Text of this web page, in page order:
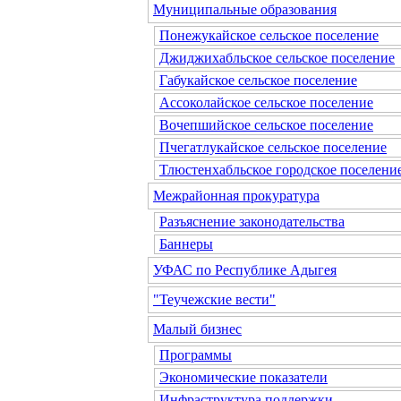
Муниципальные образования
Понежукайское сельское поселение
Джиджихабльское сельское поселение
Габукайское сельское поселение
Ассоколайское сельское поселение
Вочепшийское сельское поселение
Пчегатлукайское сельское поселение
Тлюстенхабльское городское
Межрайонная прокуратура
Разъяснение законодательства
Баннеры
УФАС по Республике Адыгея
"Теучежские вести"
Малый бизнес
Программы
Экономические показатели